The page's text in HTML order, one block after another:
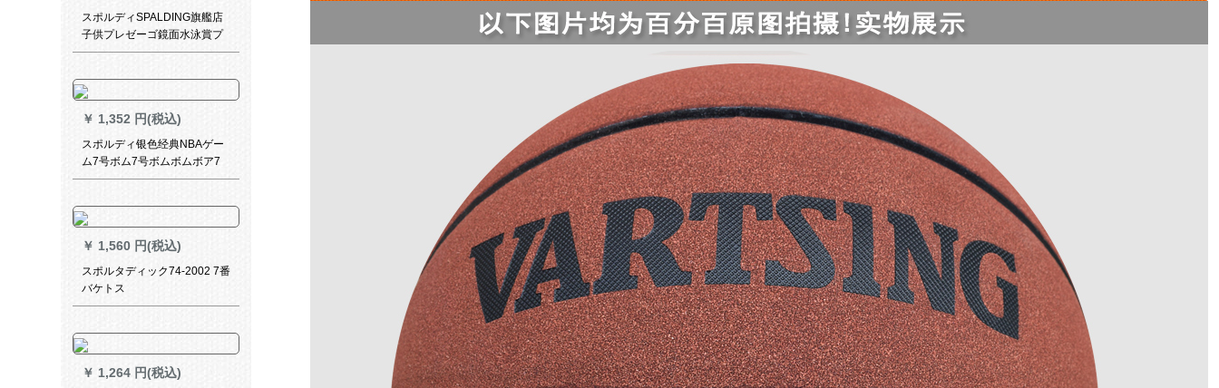
スポルディSPALDING旗艦店
子供プレゼーゴ鏡面水泳賞プ
ロポーション1号ボル66-996
￥ 1,352 円(税込)
スポルディ银色经典NBAゲー
ム7号ボム7号ボムボムボア7
号ボボムハウ内外合成皮革大
￥ 1,560 円(税込)
スポルタディック74-2002 7番
バケトス
￥ 1,264 円(税込)